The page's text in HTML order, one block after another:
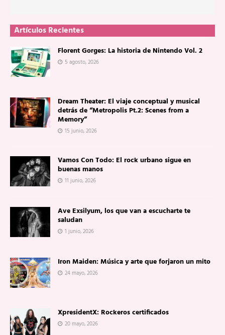
Artículos Recientes
Florent Gorges: La historia de Nintendo Vol. 2
5 agosto, 2026
Dream Theater: El viaje conceptual y musical
detrás de “Metropolis Pt.2: Scenes from a
Memory”
15 junio, 2026
Vamos Con Todo: El rock urbano sigue en
buenas manos
11 junio, 2026
Ave Exsilyum, los que van a escucharte te
saludan
1 junio, 2026
Iron Maiden: Música y arte que forjaron un mito
24 mayo, 2026
XpresidentX: Rockeros certificados
20 mayo, 2026